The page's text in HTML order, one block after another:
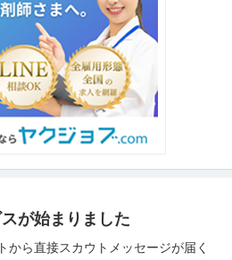
が始まりました
から直接スカウトメッセージが届く